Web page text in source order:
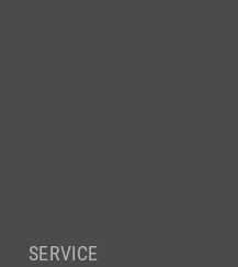
SERVICE